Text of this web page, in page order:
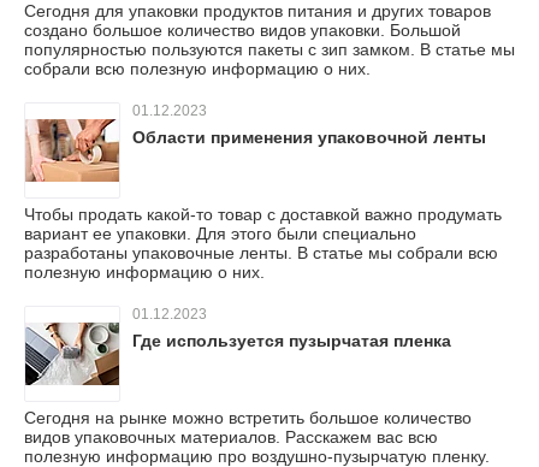
Сегодня для упаковки продуктов питания и других товаров
создано большое количество видов упаковки. Большой
популярностью пользуются пакеты с зип замком. В статье мы
собрали всю полезную информацию о них.
01.12.2023
Области применения упаковочной ленты
Чтобы продать какой-то товар с доставкой важно продумать
вариант ее упаковки. Для этого были специально
разработаны упаковочные ленты. В статье мы собрали всю
полезную информацию о них.
01.12.2023
Где используется пузырчатая пленка
Сегодня на рынке можно встретить большое количество
видов упаковочных материалов. Расскажем вас всю
полезную информацию про воздушно-пузырчатую пленку.